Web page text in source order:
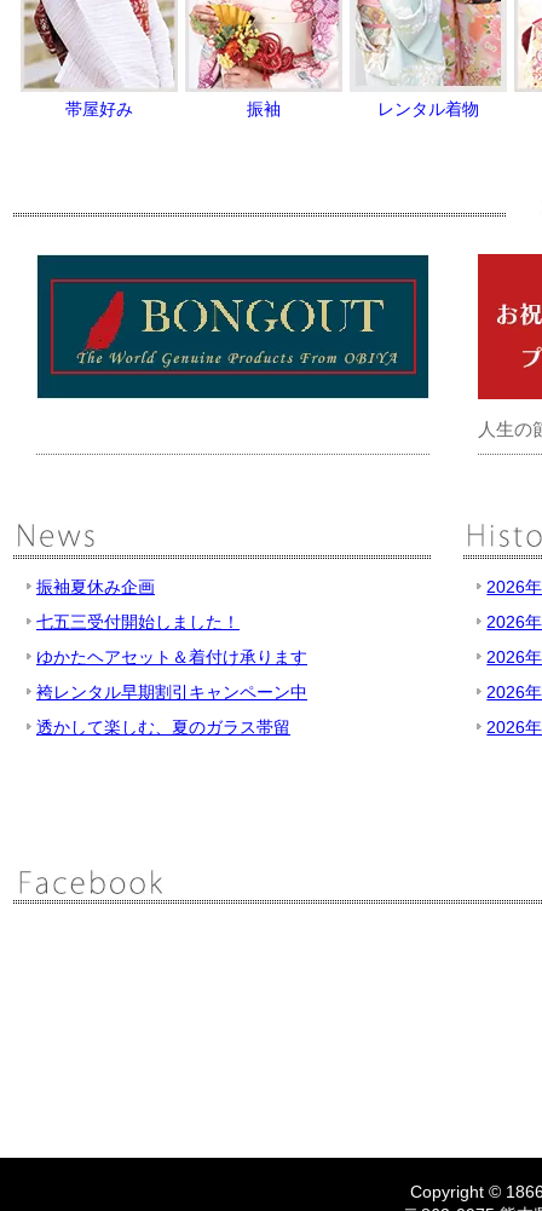
帯屋好み 振袖 レンタル着物
人生の
振袖夏休み企画
七五三受付開始しました！
ゆかたヘアセット＆着付け承ります
袴レンタル早期割引キャンペーン中
透かして楽しむ、夏のガラス帯留
2026
2026
2026
2026
2026
Copyright ©